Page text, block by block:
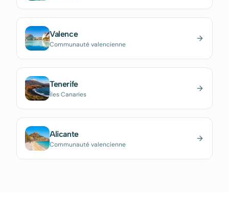
Valence
Communauté valencienne
Tenerife
Îles Canaries
Alicante
Communauté valencienne